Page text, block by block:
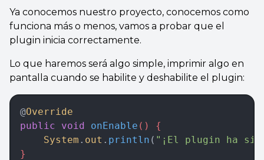
Ya conocemos nuestro proyecto, conocemos como
funciona más o menos, vamos a probar que el
plugin inicia correctamente.
Lo que haremos será algo simple, imprimir algo en
pantalla cuando se habilite y deshabilite el plugin:
@Override
public void onEnable () {
	System
. out . println ( "¡El plugin ha
}